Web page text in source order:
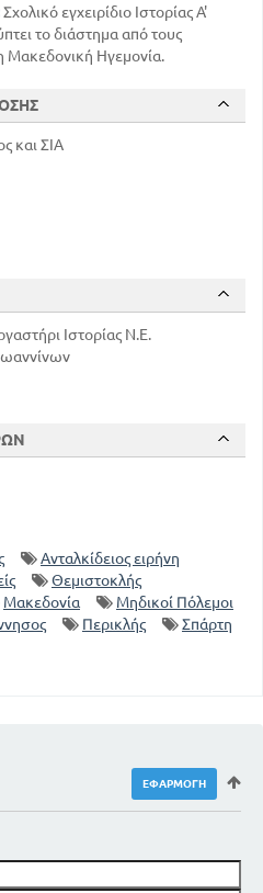
Σχολικό εγχειρίδιο Ιστορίας Α'
το διάστημα από τους
Μακεδονική Ηγεμονία.
και ΣΙΑ
Ιστορίας Ν.Ε.
Ανταλκίδειος ειρήνη
Θεμιστοκλής
Μακεδονία
Μηδικοί Πόλεμοι
Περικλής
Σπάρτη